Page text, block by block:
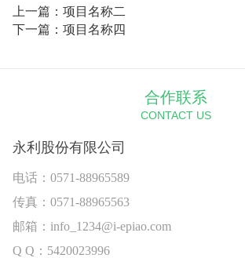
上一篇：项目名称二
下一篇：项目名称四
合作联系
CONTACT US
永利股份有限公司
电话：0571-88965589
传真：0571-88965563
邮箱：info_1234@i-epiao.com
Q Q：5420023996